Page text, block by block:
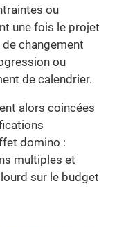
ou
une fois le projet
de changement
ou
de calendrier.
alors coincées
domino :
multiples et
sur le budget